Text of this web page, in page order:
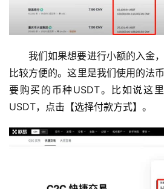
我们如果想要进行小额的入金
比较方便的。这里是我们使用的法
要购买的币种USDT。比如说这
USDT，点击【选择付款方式】。